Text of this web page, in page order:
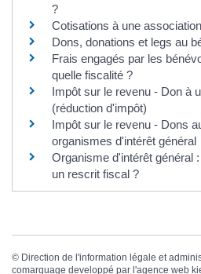
?
Cotisations à une association
Dons, donations et legs au
Frais engagés par les
quelle fiscalité ?
Impôt sur le revenu - Don à
(réduction d'impôt)
Impôt sur le revenu - Dons
organismes d'intérêt général
Organisme d'intérêt général
un rescrit fiscal ?
© Direction de l'information légale et
comarquage developpé par l'agence web